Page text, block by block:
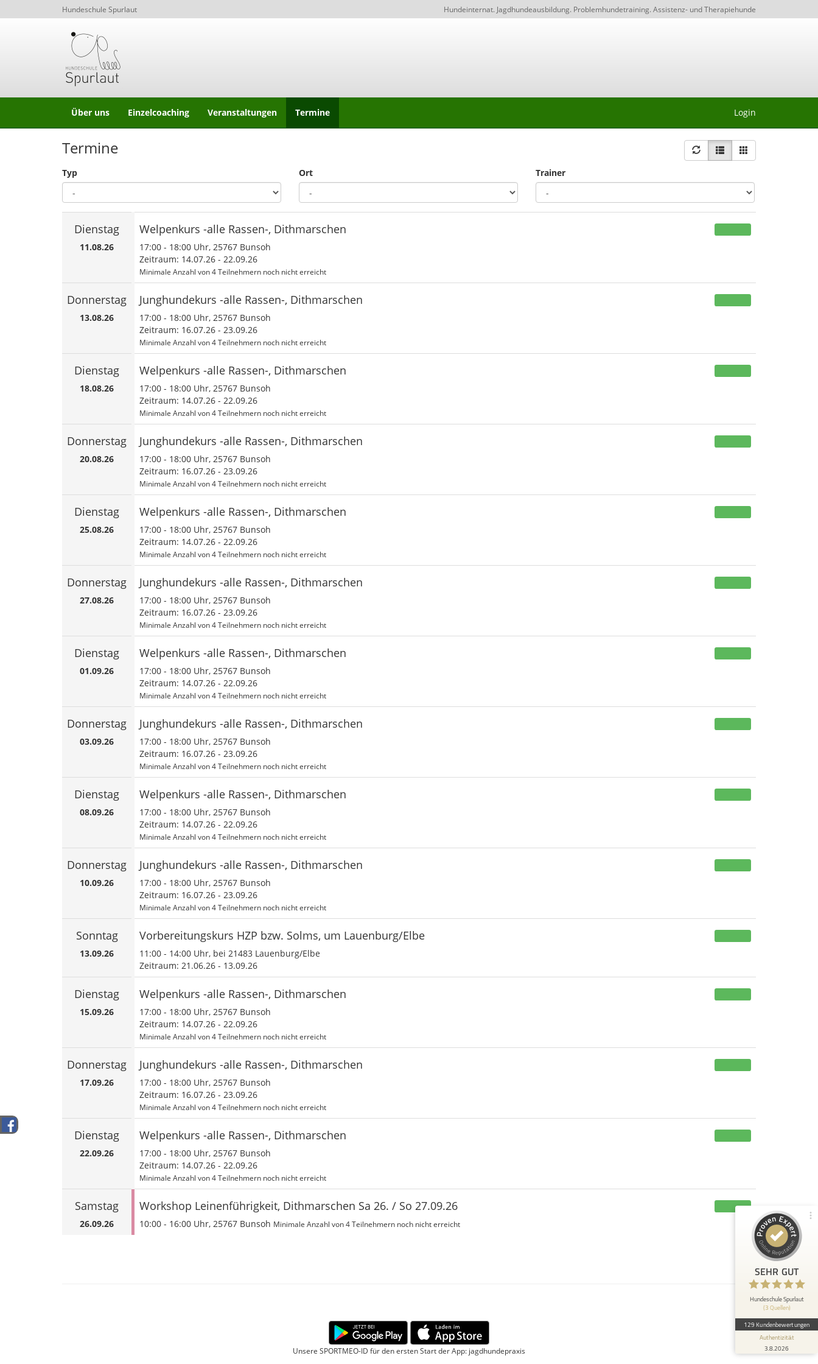
Hundeschule Spurlaut Hundeinternat. Jagdhundeausbildung. Problemhundetraining. Assistenz- und Therapiehunde
Über uns Einzelcoaching Veranstaltungen Termine Login
Termine
Typ Ort Trainer
Dienstag
11.08.26
Welpenkurs -alle Rassen-, Dithmarschen
17:00 - 18:00 Uhr, 25767 Bunsoh
Zeitraum: 14.07.26 - 22.09.26
Minimale Anzahl von 4 Teilnehmern noch nicht erreicht
Donnerstag
13.08.26
Junghundekurs -alle Rassen-, Dithmarschen
17:00 - 18:00 Uhr, 25767 Bunsoh
Zeitraum: 16.07.26 - 23.09.26
Minimale Anzahl von 4 Teilnehmern noch nicht erreicht
Dienstag
18.08.26
Welpenkurs -alle Rassen-, Dithmarschen
17:00 - 18:00 Uhr, 25767 Bunsoh
Zeitraum: 14.07.26 - 22.09.26
Minimale Anzahl von 4 Teilnehmern noch nicht erreicht
Donnerstag
20.08.26
Junghundekurs -alle Rassen-, Dithmarschen
17:00 - 18:00 Uhr, 25767 Bunsoh
Zeitraum: 16.07.26 - 23.09.26
Minimale Anzahl von 4 Teilnehmern noch nicht erreicht
Dienstag
25.08.26
Welpenkurs -alle Rassen-, Dithmarschen
17:00 - 18:00 Uhr, 25767 Bunsoh
Zeitraum: 14.07.26 - 22.09.26
Minimale Anzahl von 4 Teilnehmern noch nicht erreicht
Donnerstag
27.08.26
Junghundekurs -alle Rassen-, Dithmarschen
17:00 - 18:00 Uhr, 25767 Bunsoh
Zeitraum: 16.07.26 - 23.09.26
Minimale Anzahl von 4 Teilnehmern noch nicht erreicht
Dienstag
01.09.26
Welpenkurs -alle Rassen-, Dithmarschen
17:00 - 18:00 Uhr, 25767 Bunsoh
Zeitraum: 14.07.26 - 22.09.26
Minimale Anzahl von 4 Teilnehmern noch nicht erreicht
Donnerstag
03.09.26
Junghundekurs -alle Rassen-, Dithmarschen
17:00 - 18:00 Uhr, 25767 Bunsoh
Zeitraum: 16.07.26 - 23.09.26
Minimale Anzahl von 4 Teilnehmern noch nicht erreicht
Dienstag
08.09.26
Welpenkurs -alle Rassen-, Dithmarschen
17:00 - 18:00 Uhr, 25767 Bunsoh
Zeitraum: 14.07.26 - 22.09.26
Minimale Anzahl von 4 Teilnehmern noch nicht erreicht
Donnerstag
10.09.26
Junghundekurs -alle Rassen-, Dithmarschen
17:00 - 18:00 Uhr, 25767 Bunsoh
Zeitraum: 16.07.26 - 23.09.26
Minimale Anzahl von 4 Teilnehmern noch nicht erreicht
Sonntag
13.09.26
Vorbereitungskurs HZP bzw. Solms, um Lauenburg/Elbe
11:00 - 14:00 Uhr, bei 21483 Lauenburg/Elbe
Zeitraum: 21.06.26 - 13.09.26
Dienstag
15.09.26
Welpenkurs -alle Rassen-, Dithmarschen
17:00 - 18:00 Uhr, 25767 Bunsoh
Zeitraum: 14.07.26 - 22.09.26
Minimale Anzahl von 4 Teilnehmern noch nicht erreicht
Donnerstag
17.09.26
Junghundekurs -alle Rassen-, Dithmarschen
17:00 - 18:00 Uhr, 25767 Bunsoh
Zeitraum: 16.07.26 - 23.09.26
Minimale Anzahl von 4 Teilnehmern noch nicht erreicht
Dienstag
22.09.26
Welpenkurs -alle Rassen-, Dithmarschen
17:00 - 18:00 Uhr, 25767 Bunsoh
Zeitraum: 14.07.26 - 22.09.26
Minimale Anzahl von 4 Teilnehmern noch nicht erreicht
Samstag
26.09.26
Workshop Leinenführigkeit, Dithmarschen Sa 26. / So 27.09.26
10:00 - 16:00 Uhr, 25767 Bunsoh Minimale Anzahl von 4 Teilnehmern noch nicht erreicht
Unsere SPORTMEO-ID für den ersten Start der App: jagdhundepraxis
SEHR GUT
Hundeschule Spurlaut
(3 Quellen)
129 Kundenbewertungen
Authentizität
3.8.2026
Hundeschule Spurlaut
Bewertungen auf
ProvenExpert.com
Blick aufs ProvenExpert-Profil werfen
Anonym
5
Tolles Team, großartiges Umfeld für die
Hunde, herzlicher und liebevoller Umgang,
immer kommunikativ zu Hund...